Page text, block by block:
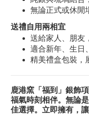
無論正式或休閒
送禮自用兩相宜
送給家人、朋友
適合新年、生日
精美禮盒包裝，
鹿港窯「福到」銀飾
福氣時刻相伴。無論
佳選擇。立即擁有，